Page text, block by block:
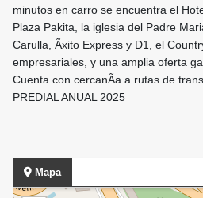
minutos en carro se encuentra el
Plaza Pakita, la iglesia del Padre
Carulla, Ãxito Express y D1, el
empresariales, y una amplia oferta
Cuenta con cercanÃ­a a rutas de
PREDIAL ANUAL 2025
Mapa